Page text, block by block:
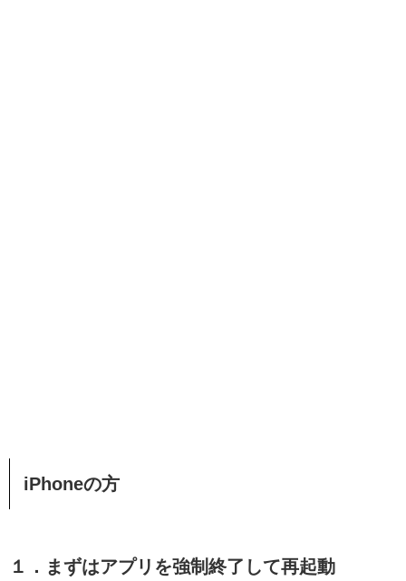
iPhoneの方
１．まずはアプリを強制終了して再起動